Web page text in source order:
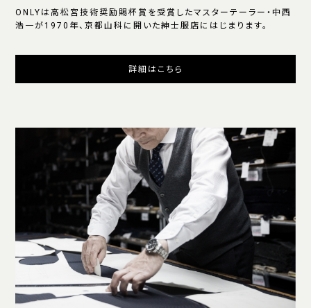
ONLYは高松宮技術奨励賜杯賞を受賞したマスターテーラー・中西
浩一が1970年、京都山科に開いた紳士服店にはじまります。
詳細はこちら